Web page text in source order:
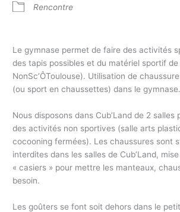
Rencontre
Le gymnase permet de faire des activités
des tapis possibles et du matériel sportif de
NonSc’ÔToulouse). Utilisation de
(ou sport en chaussettes) dans le gymnase.
Nous disposons dans Cub’Land de 2 salles
des activités non sportives (salle arts
cocooning fermées). Les chaussures sont
interdites dans les salles de Cub’Land,
« casiers » pour mettre les manteaux,
besoin.
Les goûters se font soit dehors dans le